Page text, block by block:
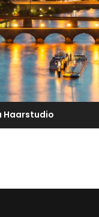
Haarstudio